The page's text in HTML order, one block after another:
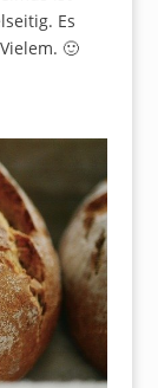
Es
🙂